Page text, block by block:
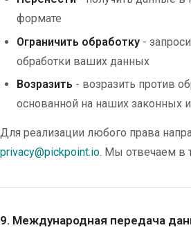
формате
Ограничить обработку -
обработки ваших данных
Возразить - возразить против
основанной на наших законных
Для реализации любого права
privacy@pickpoint.io. Мы отвечаем в
9. Международная передача